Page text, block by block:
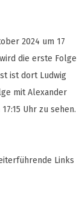
2024 um 17
die erste Folge
ist dort Ludwig
mit Alexander
Uhr zu sehen.
Links